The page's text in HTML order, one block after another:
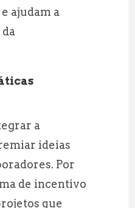
ajudam a
a
ideias
Por
de incentivo
que